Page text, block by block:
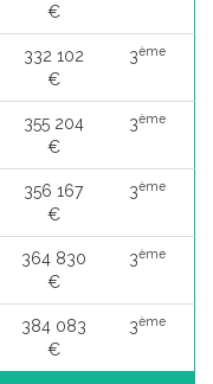
€
332 102
€
3ème
355 204
€
3ème
356 167
€
3ème
364 830
€
3ème
384 083
€
3ème